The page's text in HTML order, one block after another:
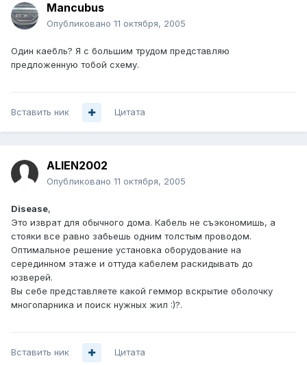
Mancubus
Опубликовано 11 октября, 2005
Один каебль? Я с большим трудом представляю
предложенную тобой схему.
Вставить ник Цитата
ALIEN2002
Опубликовано 11 октября, 2005
Disease,
Это изврат для обычного дома. Кабель не съэкономишь, а
стояки все равно забьешь одним толстым проводом.
Оптимальное решение установка оборудование на
серединном этаже и оттуда кабелем раскидывать до
юзверей.
Вы себе представляете какой геммор вскрытие оболочку
многопарника и поиск нужных жил :)?.
Вставить ник Цитата